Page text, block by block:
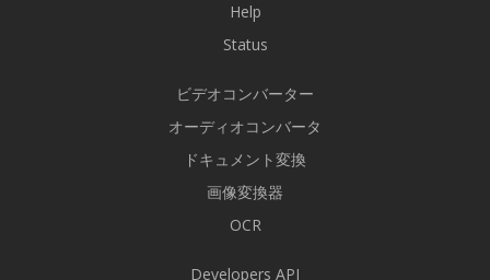
Help
Status
ビデオコンバーター
オーディオコンバータ
ドキュメント変換
画像変換器
OCR
Developers API